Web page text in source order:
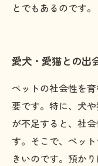
とでもあるのです。
愛犬・愛猫との出
ペットの社会性を
要です。特に、犬
が不足すると、社
す。そこで、ペッ
きいのです。預か